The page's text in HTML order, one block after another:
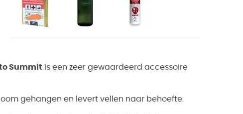
Summit is een zeer gewaardeerd accessoire
gehangen en levert vellen naar behoefte.